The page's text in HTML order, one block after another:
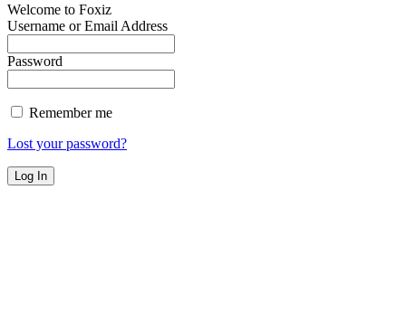
Welcome to Foxiz
Username or Email Address
Password
Remember me
Lost your password?